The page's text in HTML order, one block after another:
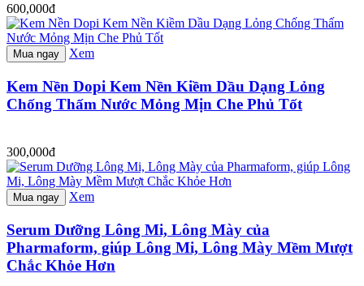
600,000đ
Mua ngay Xem
Kem Nền Dopi Kem Nền Kiềm Dầu Dạng Lỏng
Chống Thấm Nước Mỏng Mịn Che Phủ Tốt
300,000đ
Mua ngay Xem
Serum Dưỡng Lông Mi, Lông Mày của
Pharmaform, giúp Lông Mi, Lông Mày Mềm Mượt
Chắc Khỏe Hơn